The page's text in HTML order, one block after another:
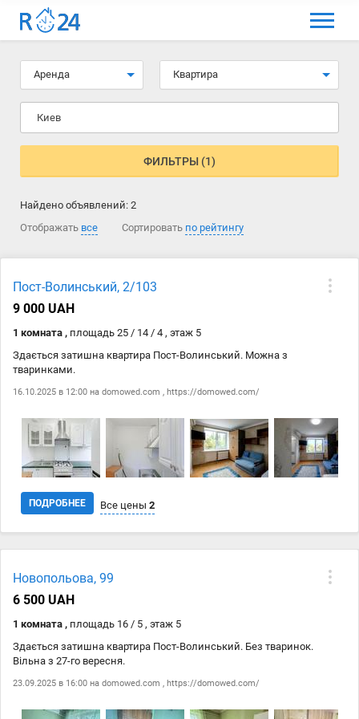
МЕНЮ
Выбрать язык
Избранные объявления
Комментарии к объявления
Как добавить объявление
Аренда Квартира
Киев
ФИЛЬТРЫ (1)
Найдено объявлений: 2
Отображать все Сортировать по рейтингу
Пост-Волинський, 2/103
9 000 UAH
1 комната , площадь 25 / 14 / 4 , этаж 5
Здається затишна квартира Пост-Волинський. Можна з
тваринками.
16.10.2025 в 12:00 на domowed.com , https://domowed.com/
ПОДРОБНЕЕ Все цены 2
16.10 domowed.com
Новопольова, 99
6 500 UAH
1 комната , площадь 16 / 5 , этаж 5
Здається затишна квартира Пост-Волинський. Без тваринок.
Вільна з 27-го вересня.
23.09.2025 в 16:00 на domowed.com , https://domowed.com/